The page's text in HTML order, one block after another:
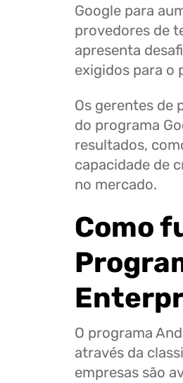
Google para
provedores de
apresenta
exigidos para o
Os gerentes de
do programa
resultados,
capacidade de
no mercado.
Como
O programa
através da
empresas são